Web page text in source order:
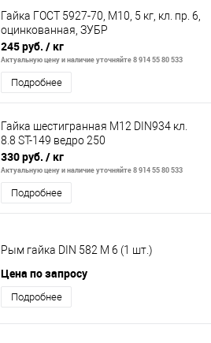
Гайка ГОСТ 5927-70, M10, 5 кг, кл. пр. 6,
оцинкованная, ЗУБР
245 руб. / кг
Актуальную цену и наличие уточняйте 8 914 55 80 533
Подробнее
Гайка шестигранная М12 DIN934 кл.
8.8 ST-149 ведро 250
330 руб. / кг
Актуальную цену и наличие уточняйте 8 914 55 80 533
Подробнее
Рым гайка DIN 582 М 6 (1 шт.)
Цена по запросу
Подробнее